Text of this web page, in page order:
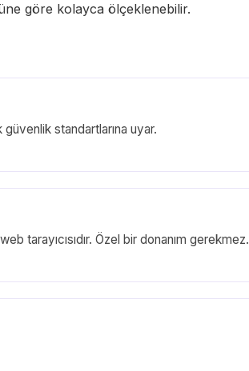
göre kolayca ölçeklenebilir.
standartlarına uyar.
tarayıcısıdır. Özel bir donanım gerekmez.